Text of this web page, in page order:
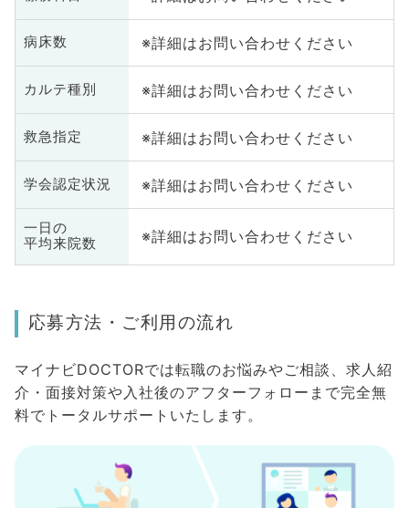
病床数 ※詳細はお問い合わせください
カルテ種別 ※詳細はお問い合わせください
救急指定 ※詳細はお問い合わせください
学会認定状況 ※詳細はお問い合わせください
一日の
平均来院数
※詳細はお問い合わせください
応募方法・ご利用の流れ
マイナビDOCTORでは転職のお悩みやご相談、求人紹
介・面接対策や入社後のアフターフォローまで完全無
料でトータルサポートいたします。